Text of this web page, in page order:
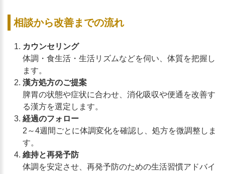
相談から改善までの流れ
カウンセリング
体調・食生活・生活リズムなどを伺い、体質を把握し
ます。
漢方処方のご提案
脾胃の状態や症状に合わせ、消化吸収や便通を改善す
る漢方を選定します。
経過のフォロー
2～4週間ごとに体調変化を確認し、処方を微調整しま
す。
維持と再発予防
体調を安定させ、再発予防のための生活習慣アドバイ